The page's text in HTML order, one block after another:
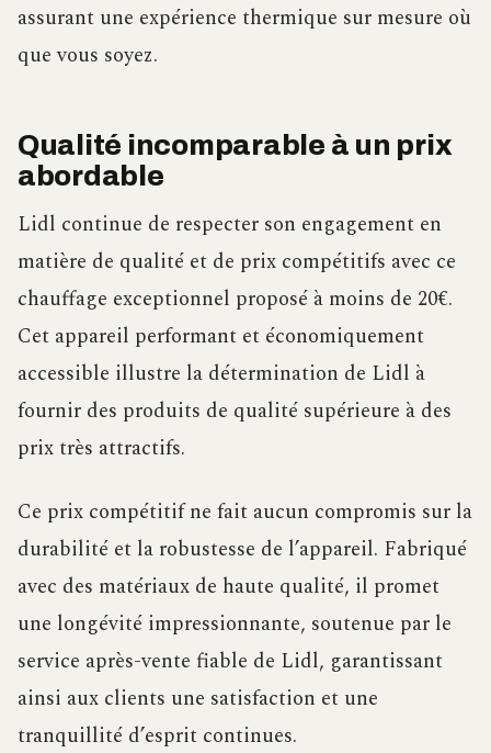
assurant une expérience thermique sur mesure où
que vous soyez.
Qualité incomparable à un prix
abordable
Lidl continue de respecter son engagement en
matière de qualité et de prix compétitifs avec ce
chauffage exceptionnel proposé à moins de 20€.
Cet appareil performant et économiquement
accessible illustre la détermination de Lidl à
fournir des produits de qualité supérieure à des
prix très attractifs.
Ce prix compétitif ne fait aucun compromis sur la
durabilité et la robustesse de l’appareil. Fabriqué
avec des matériaux de haute qualité, il promet
une longévité impressionnante, soutenue par le
service après-vente fiable de Lidl, garantissant
ainsi aux clients une satisfaction et une
tranquillité d’esprit continues.